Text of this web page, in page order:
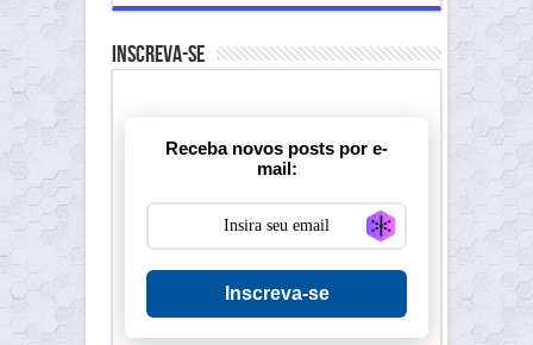
Inscreva-se
Receba novos posts por e-
mail:
Generate new
Inscreva-se